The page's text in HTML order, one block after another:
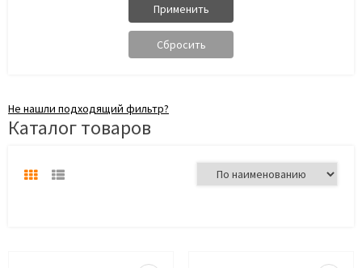
Не нашли подходящий фильтр?
Каталог товаров